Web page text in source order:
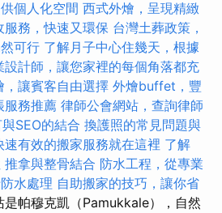
個人化空間 西式外燴，呈現精緻
服務，快速又環保 台灣土葬政策，
可行 了解月子中心住幾天，根據
設計師，讓您家裡的每個角落都充
，讓賓客自由選擇 外燴buffet，豐
服務推薦 律師公會網站，查詢律師
SEO的結合 換護照的常見問題與
速有效的搬家服務就在這裡 了解
推拿與整骨結合 防水工程，從專業
水處理 自助搬家的技巧，讓你省
是帕穆克凱（Pamukkale），自然